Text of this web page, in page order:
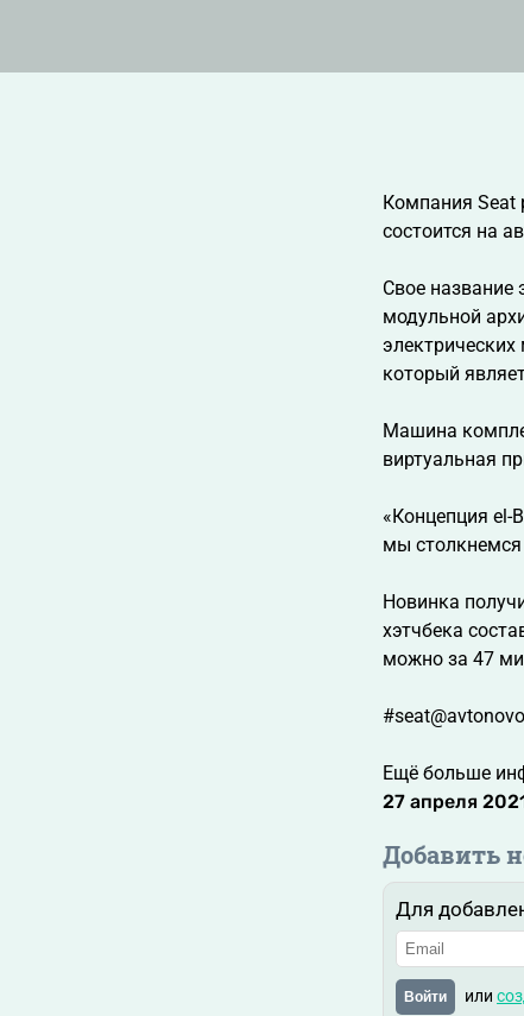
Компания Seat
состоится на
Свое название
модульной
который
Машина
виртуальная
«Концепция el-
мы
Новинка
хэтчбека
можно за 47
Ещё больше
27 апреля
Добавить
Для
Войти или